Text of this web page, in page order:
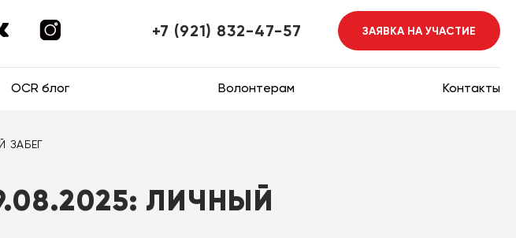
+7 (921) 832-47-57 ЗАЯВКА НА УЧАСТИЕ
OCR блог Волонтерам Контакты
ЗАБЕГ
ЛИЧНЫЙ